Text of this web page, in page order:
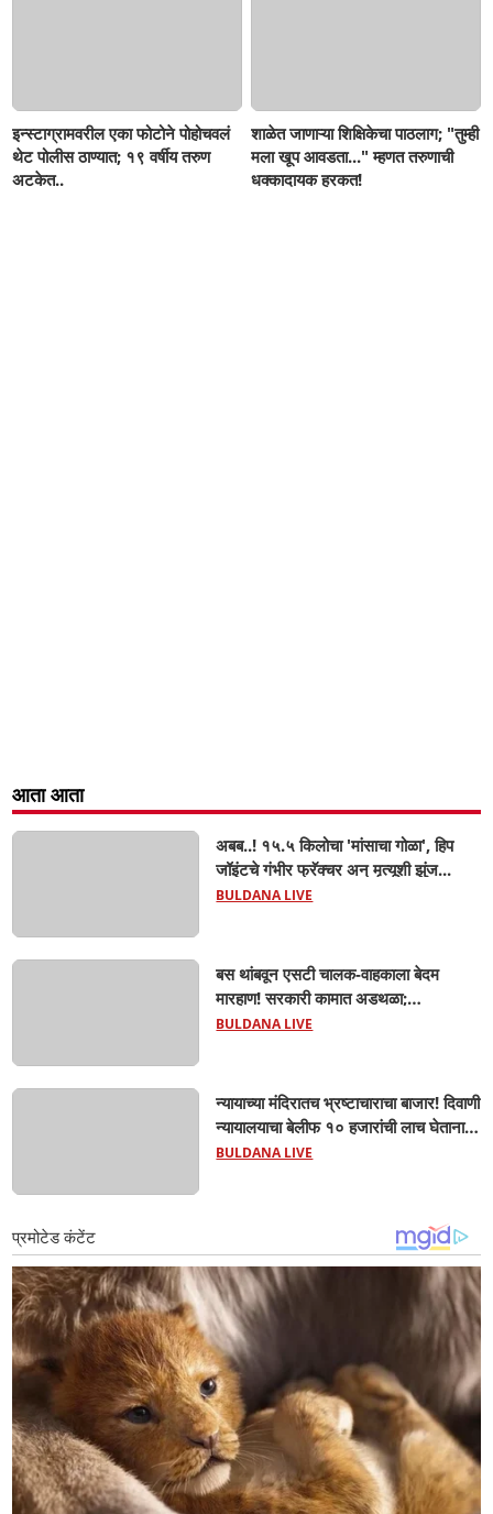
इन्स्टाग्रामवरील एका फोटोने पोहोचवलं
थेट पोलीस ठाण्यात; १९ वर्षीय तरुण
अटकेत..
शाळेत जाणाऱ्या शिक्षिकेचा पाठलाग; "तुम्ही
मला खूप आवडता..." म्हणत तरुणाची
धक्कादायक हरकत!
आता आता
अबब..! १५.५ किलोचा 'मांसाचा गोळा', हिप
जॉइंटचे गंभीर फ्रॅक्चर अन् मृत्यूशी झुंज...
BULDANA LIVE
बस थांबवून एसटी चालक-वाहकाला बेदम
मारहाण! सरकारी कामात अडथळा;
प्रवाशांसमोर धिंगाणा घालणाऱ्या तिघांविरुद्ध
BULDANA LIVE
न्यायाच्या मंदिरातच भ्रष्टाचाराचा बाजार! दिवाणी
न्यायालयाचा बेलीफ १० हजारांची लाच घेताना
एसीबीच्या जाळ्यात; मेहकरात खळबळ!
BULDANA LIVE